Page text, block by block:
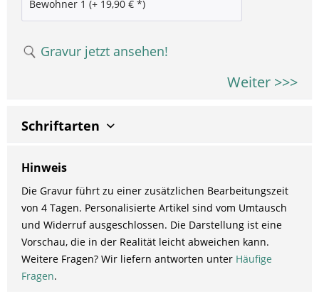
Gravur jetzt ansehen!
Weiter >>>
Schriftarten
Hinweis
Die Gravur führt zu einer zusätzlichen Bearbeitungszeit
von 4 Tagen. Personalisierte Artikel sind vom Umtausch
und Widerruf ausgeschlossen. Die Darstellung ist eine
Vorschau, die in der Realität leicht abweichen kann.
Weitere Fragen? Wir liefern antworten unter Häufige
Fragen.